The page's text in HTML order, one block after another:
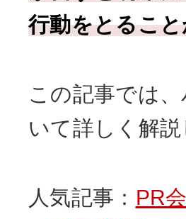
行動をとるこ
この記事では
いて詳しく解説
人気記事： PR